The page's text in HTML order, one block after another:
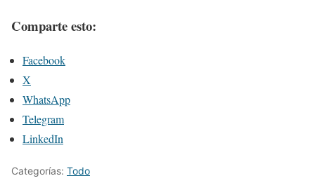
Comparte esto:
Facebook
X
WhatsApp
Telegram
LinkedIn
Categorías: Todo